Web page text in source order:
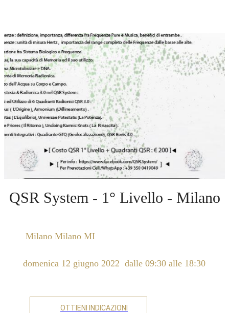
QSR System - 1° Livello - Milano
Milano Milano MI
domenica 12 giugno 2022  dalle 09:30 alle 18:30
OTTIENI INDICAZIONI